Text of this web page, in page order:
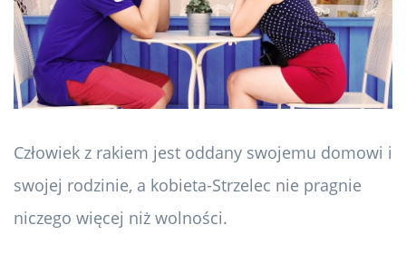
Człowiek z rakiem jest oddany swojemu domowi i
swojej rodzinie, a kobieta-Strzelec nie pragnie
niczego więcej niż wolności.